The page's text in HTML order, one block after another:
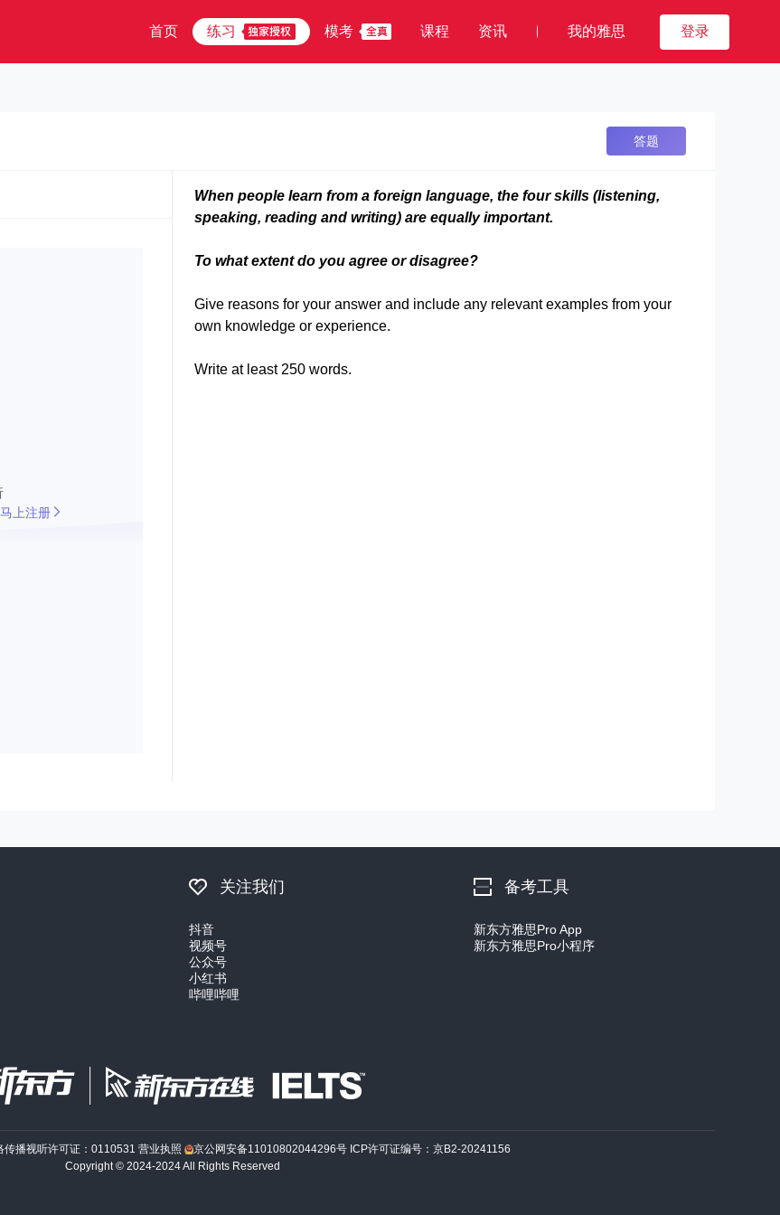
首页 练习 模考 课程 资讯 我的雅思 登录
答题
马上注册
When people learn from a foreign language, the four skills (listening,
speaking, reading and writing) are equally important.
To what extent do you agree or disagree?
Give reasons for your answer and include any relevant examples from your
own knowledge or experience.
Write at least 250 words.
关注我们
抖音
视频号
公众号
小红书
哔哩哔哩
备考工具
新东方雅思Pro App
新东方雅思Pro小程序
传播视听许可证：0110531 营业执照 京公网安备11010802044296号 ICP许可证编号：京B2-20241156
Copyright © 2024-2024 All Rights Reserved